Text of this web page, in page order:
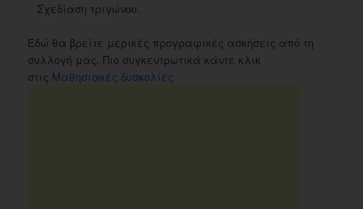
· Σχεδίαση τριγώνου.
Εδώ θα βρείτε μερικές προγραφικές ασκήσεις από τη
συλλογή μας. Πιο συγκεντρωτικά κάντε κλικ
στις Μαθησιακές δυσκολίες